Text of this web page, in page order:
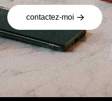
contactez-moi